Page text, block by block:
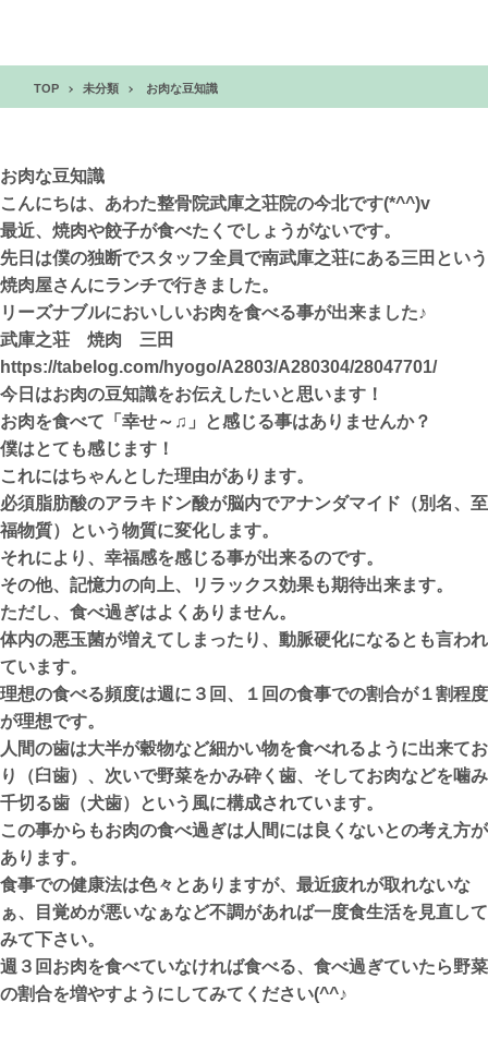
TOP 未分類 お肉な豆知識
お肉な豆知識
こんにちは、あわた整骨院武庫之荘院の今北です(*^^)v
最近、焼肉や餃子が食べたくでしょうがないです。
先日は僕の独断でスタッフ全員で南武庫之荘にある三田という
焼肉屋さんにランチで行きました。
リーズナブルにおいしいお肉を食べる事が出来ました♪
武庫之荘 焼肉 三田
https://tabelog.com/hyogo/A2803/A280304/28047701/
今日はお肉の豆知識をお伝えしたいと思います！
お肉を食べて「幸せ～♫」と感じる事はありませんか？
僕はとても感じます！
これにはちゃんとした理由があります。
必須脂肪酸のアラキドン酸が脳内でアナンダマイド（別名、至
福物質）という物質に変化します。
それにより、幸福感を感じる事が出来るのです。
その他、記憶力の向上、リラックス効果も期待出来ます。
ただし、食べ過ぎはよくありません。
体内の悪玉菌が増えてしまったり、動脈硬化になるとも言われ
ています。
理想の食べる頻度は週に３回、１回の食事での割合が１割程度
が理想です。
人間の歯は大半が穀物など細かい物を食べれるように出来てお
り（臼歯）、次いで野菜をかみ砕く歯、そしてお肉などを噛み
千切る歯（犬歯）という風に構成されています。
この事からもお肉の食べ過ぎは人間には良くないとの考え方が
あります。
食事での健康法は色々とありますが、最近疲れが取れないな
ぁ、目覚めが悪いなぁなど不調があれば一度食生活を見直して
みて下さい。
週３回お肉を食べていなければ食べる、食べ過ぎていたら野菜
の割合を増やすようにしてみてください(^^♪